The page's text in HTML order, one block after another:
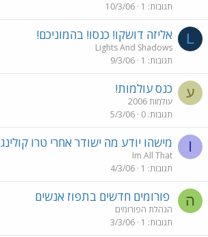
תגובות 1
10/3/06
L אליזה דושקו! כנסו! בהמוניכם!
Lights And Shadows
תגובות 1
9/3/06
ע כנס עולמות!
עולמות 2006
תגובות 0
5/3/06
I מישהו יודע מה ישודר אחרי טרו קולינג
Im All That
תגובות 1
4/3/06
ה פורומים חדשים בתפוז אנשים
הנהלת הפורומים
תגובות 1
3/3/06